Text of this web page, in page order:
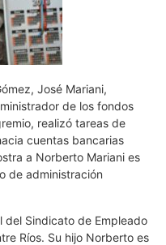
José Mariani,
de los fondos
realizó tareas de
cuentas bancarias
a Norberto Mariani es
de administración
del Sindicato de Empleado
Ríos. Su hijo Norberto es